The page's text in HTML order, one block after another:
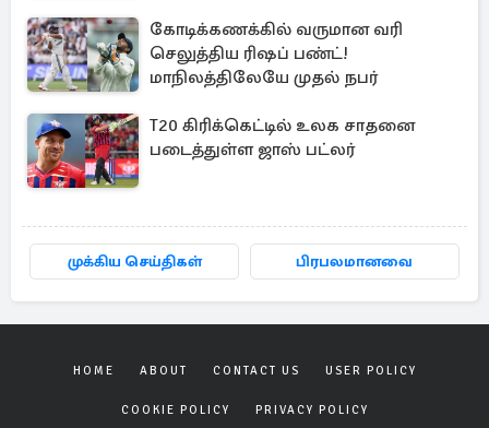
கோடிக்கணக்கில் வருமான வரி
செலுத்திய ரிஷப் பண்ட்!
மாநிலத்திலேயே முதல் நபர்
T20 கிரிக்கெட்டில் உலக சாதனை
படைத்துள்ள ஜாஸ் பட்லர்
முக்கிய செய்திகள் பிரபலமானவை
HOME ABOUT CONTACT US USER POLICY
COOKIE POLICY PRIVACY POLICY